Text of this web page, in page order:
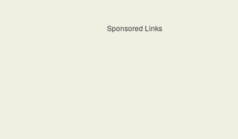
Sponsored Links